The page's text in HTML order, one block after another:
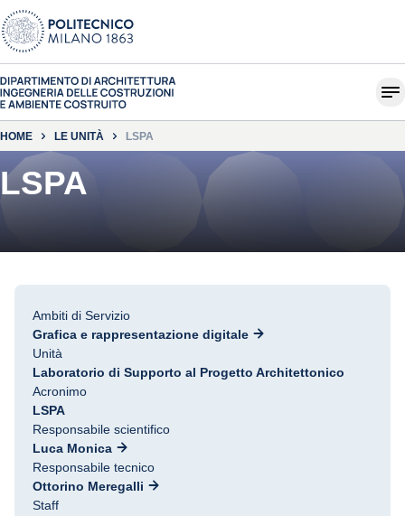
HOME LE UNITÀ LSPA
LSPA
Ambiti di Servizio
Grafica e rappresentazione digitale
Unità
Laboratorio di Supporto al Progetto Architettonico
Acronimo
LSPA
Responsabile scientifico
Luca Monica
Responsabile tecnico
Ottorino Meregalli
Staff